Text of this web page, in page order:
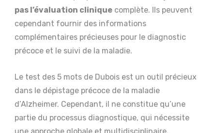
pas l’évaluation clinique complète. Ils peuvent
cependant fournir des informations
complémentaires précieuses pour le diagnostic
précoce et le suivi de la maladie.
Le test des 5 mots de Dubois est un outil précieux
dans le dépistage précoce de la maladie
d’Alzheimer. Cependant, il ne constitue qu’une
partie du processus diagnostique, qui nécessite